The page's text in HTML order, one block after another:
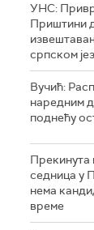
УНС:
Приштини
српском
Вучић:
наредним
поднећу
Прекинута
седница у
нема
време